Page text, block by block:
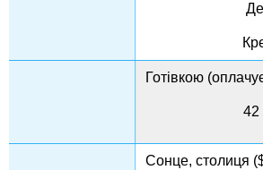
Готівкою
42
Сонце, столиця